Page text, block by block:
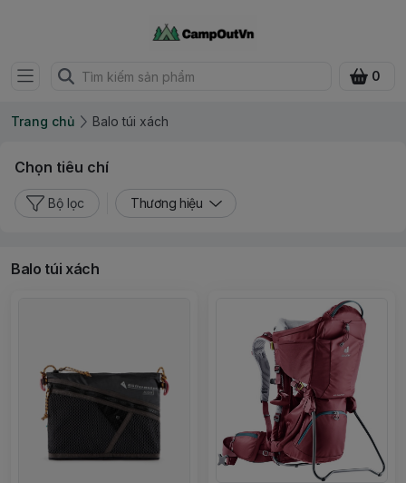
0
Trang chủ Balo túi xách
Chọn tiêu chí
Bộ lọc Thương hiệu
Balo túi xách